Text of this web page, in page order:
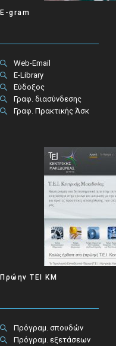
E-gram
Web-Email
E-Library
Εύδοξος
Γραφ. διασύνδεσης
Γραφ. Πρακτικής Άσκ
Πρώην ΤΕΙ ΚΜ
Πρόγραμ. σπουδών
Πρόγραμ. εξετάσεων